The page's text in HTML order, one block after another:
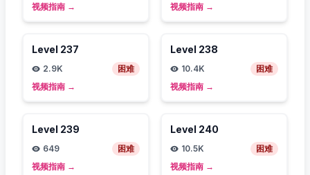
视频指南 →
视频指南 →
Level 237
2.9K
困难
视频指南 →
Level 238
10.4K
困难
视频指南 →
Level 239
649
困难
视频指南 →
Level 240
10.5K
困难
视频指南 →